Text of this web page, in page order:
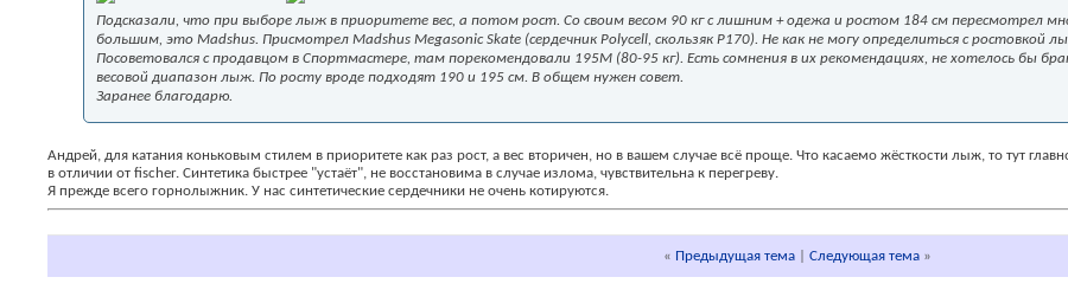
Подсказали, что при выборе лыж в приоритете вес, а потом рост. Со своим весом 90 кг с лишним + одежа и ростом 184 см пересмотрел
большим, это Madshus. Присмотрел Madshus Megasonic Skate (сердечник Polycell, скользяк P170). Не как не могу определиться с ростовкой
Посоветовался с продавцом в Спортмастере, там порекомендовали 195М (80-95 кг). Есть сомнения в их рекомендациях, не хотелось бы
весовой диапазон лыж. По росту вроде подходят 190 и 195 см. В общем нужен совет.
Заранее благодарю.
Андрей, для катания коньковым стилем в приоритете как раз рост, а вес вторичен, но в вашем случае всё проще. Что касаемо жёсткости лыж, то тут
в отличии от fischer. Синтетика быстрее "устаёт", не восстановима в случае излома, чувствительна к перегреву.
Я прежде всего горнолыжник. У нас синтетические сердечники не очень котируются.
« Предыдущая тема Следующая тема »